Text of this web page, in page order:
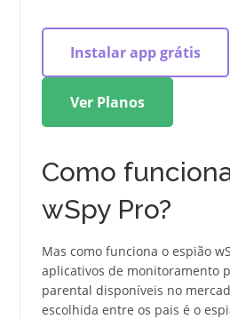
Instalar app grátis
Ver Planos
Como
wSpy Pro?
Mas como funciona o espião
aplicativos de monitoramento
parental disponíveis no
escolhida entre os pais é o